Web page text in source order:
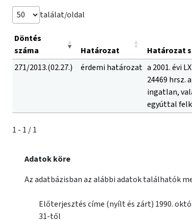
találat/oldal
Döntés
száma
Határozat
Határozat
271/2013.(02.27.)
érdemi határozat a 2001. évi
24469 hrsz.
ingatlan,
egyúttal
1 - 1 / 1
Adatok köre
Az adatbázisban az alábbi adatok találhatók
Előterjesztés címe (nyílt és zárt) 1990.
31-től